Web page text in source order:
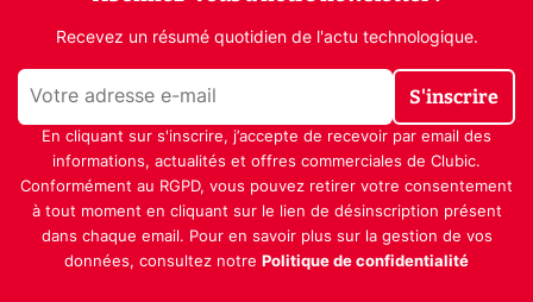
Recevez un résumé quotidien de l'actu technologique.
S'inscrire
En cliquant sur s'inscrire, j’accepte de recevoir par email des
informations, actualités et offres commerciales de Clubic.
Conformément au RGPD, vous pouvez retirer votre consentement
à tout moment en cliquant sur le lien de désinscription présent
dans chaque email. Pour en savoir plus sur la gestion de vos
données, consultez notre Politique de confidentialité